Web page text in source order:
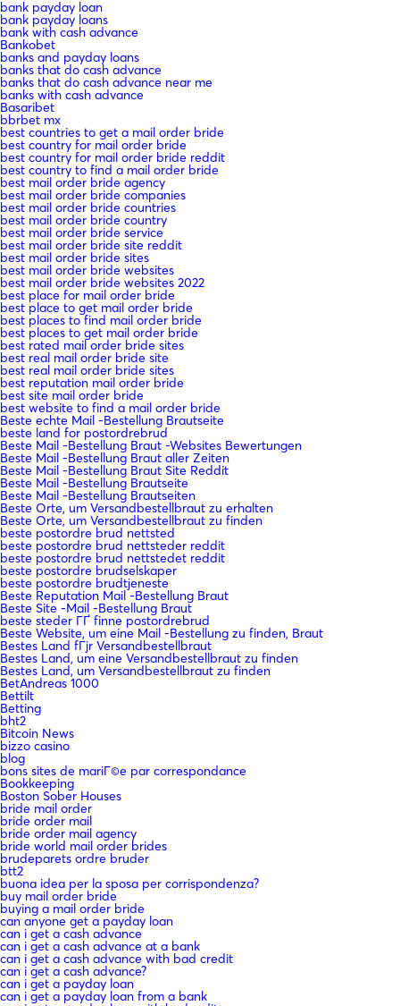
bank payday loan
bank payday loans
bank with cash advance
Bankobet
banks and payday loans
banks that do cash advance
banks that do cash advance near me
banks with cash advance
Basaribet
bbrbet mx
best countries to get a mail order bride
best country for mail order bride
best country for mail order bride reddit
best country to find a mail order bride
best mail order bride agency
best mail order bride companies
best mail order bride countries
best mail order bride country
best mail order bride service
best mail order bride site reddit
best mail order bride sites
best mail order bride websites
best mail order bride websites 2022
best place for mail order bride
best place to get mail order bride
best places to find mail order bride
best places to get mail order bride
best rated mail order bride sites
best real mail order bride site
best real mail order bride sites
best reputation mail order bride
best site mail order bride
best website to find a mail order bride
Beste echte Mail -Bestellung Brautseite
beste land for postordrebrud
Beste Mail -Bestellung Braut -Websites Bewertungen
Beste Mail -Bestellung Braut aller Zeiten
Beste Mail -Bestellung Braut Site Reddit
Beste Mail -Bestellung Brautseite
Beste Mail -Bestellung Brautseiten
Beste Orte, um Versandbestellbraut zu erhalten
Beste Orte, um Versandbestellbraut zu finden
beste postordre brud nettsted
beste postordre brud nettsteder reddit
beste postordre brud nettstedet reddit
beste postordre brudselskaper
beste postordre brudtjeneste
Beste Reputation Mail -Bestellung Braut
Beste Site -Mail -Bestellung Braut
beste steder ГҐ finne postordrebrud
Beste Website, um eine Mail -Bestellung zu finden, Braut
Bestes Land fГјr Versandbestellbraut
Bestes Land, um eine Versandbestellbraut zu finden
Bestes Land, um Versandbestellbraut zu finden
BetAndreas 1000
Bettilt
Betting
bht2
Bitcoin News
bizzo casino
blog
bons sites de mariГ©e par correspondance
Bookkeeping
Boston Sober Houses
bride mail order
bride order mail
bride order mail agency
bride world mail order brides
brudeparets ordre bruder
btt2
buona idea per la sposa per corrispondenza?
buy mail order bride
buying a mail order bride
can anyone get a payday loan
can i get a cash advance
can i get a cash advance at a bank
can i get a cash advance with bad credit
can i get a cash advance?
can i get a payday loan
can i get a payday loan from a bank